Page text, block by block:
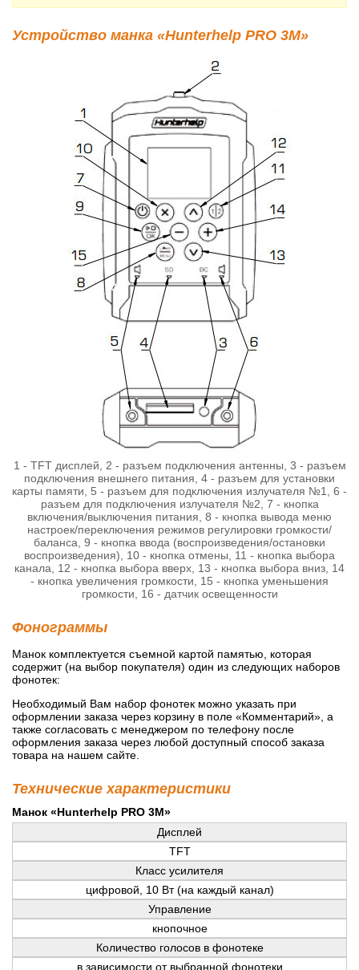
Устройство манка «Hunterhelp PRO 3M»
1 - TFT дисплей, 2 - разъем подключения антенны, 3 - разъем
подключения внешнего питания, 4 - разъем для установки
карты памяти, 5 - разъем для подключения излучателя №1, 6 -
разъем для подключения излучателя №2, 7 - кнопка
включения/выключения питания, 8 - кнопка вывода меню
настроек/переключения режимов регулировки громкости/
баланса, 9 - кнопка ввода (воспроизведения/остановки
воспроизведения), 10 - кнопка отмены, 11 - кнопка выбора
канала, 12 - кнопка выбора вверх, 13 - кнопка выбора вниз, 14
- кнопка увеличения громкости, 15 - кнопка уменьшения
громкости, 16 - датчик освещенности
Фонограммы
Манок комплектуется съемной картой памятью, которая
содержит (на выбор покупателя) один из следующих наборов
фонотек:
Необходимый Вам набор фонотек можно указать при
оформлении заказа через корзину в поле «Комментарий», а
также согласовать с менеджером по телефону после
оформления заказа через любой доступный способ заказа
товара на нашем сайте.
Технические характеристики
Манок «Hunterhelp PRO 3M»
Дисплей
TFT
Класс усилителя
цифровой, 10 Вт (на каждый канал)
Управление
кнопочное
Количество голосов в фонотеке
в зависимости от выбранной фонотеки